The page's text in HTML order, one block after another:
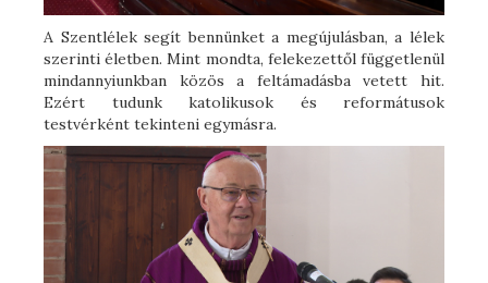
A Szentlélek segít bennünket a megújulásban, a lélek
szerinti életben. Mint mondta, felekezettől függetlenül
mindannyiunkban közös a feltámadásba vetett hit.
Ezért tudunk katolikusok és reformátusok
testvérként tekinteni egymásra.